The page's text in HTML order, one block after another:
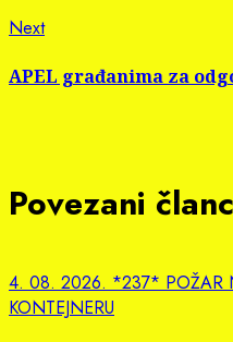
NextNext
APEL građanima za
Povezani
4. 08. 2026. *237* POŽAR
KONTEJNERU